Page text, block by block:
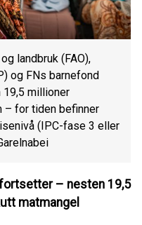
landbruk (FAO),
og FNs barnefond
19,5 millioner
– for tiden befinner
(IPC-fase 3 eller
– nesten 19,5
matmangel